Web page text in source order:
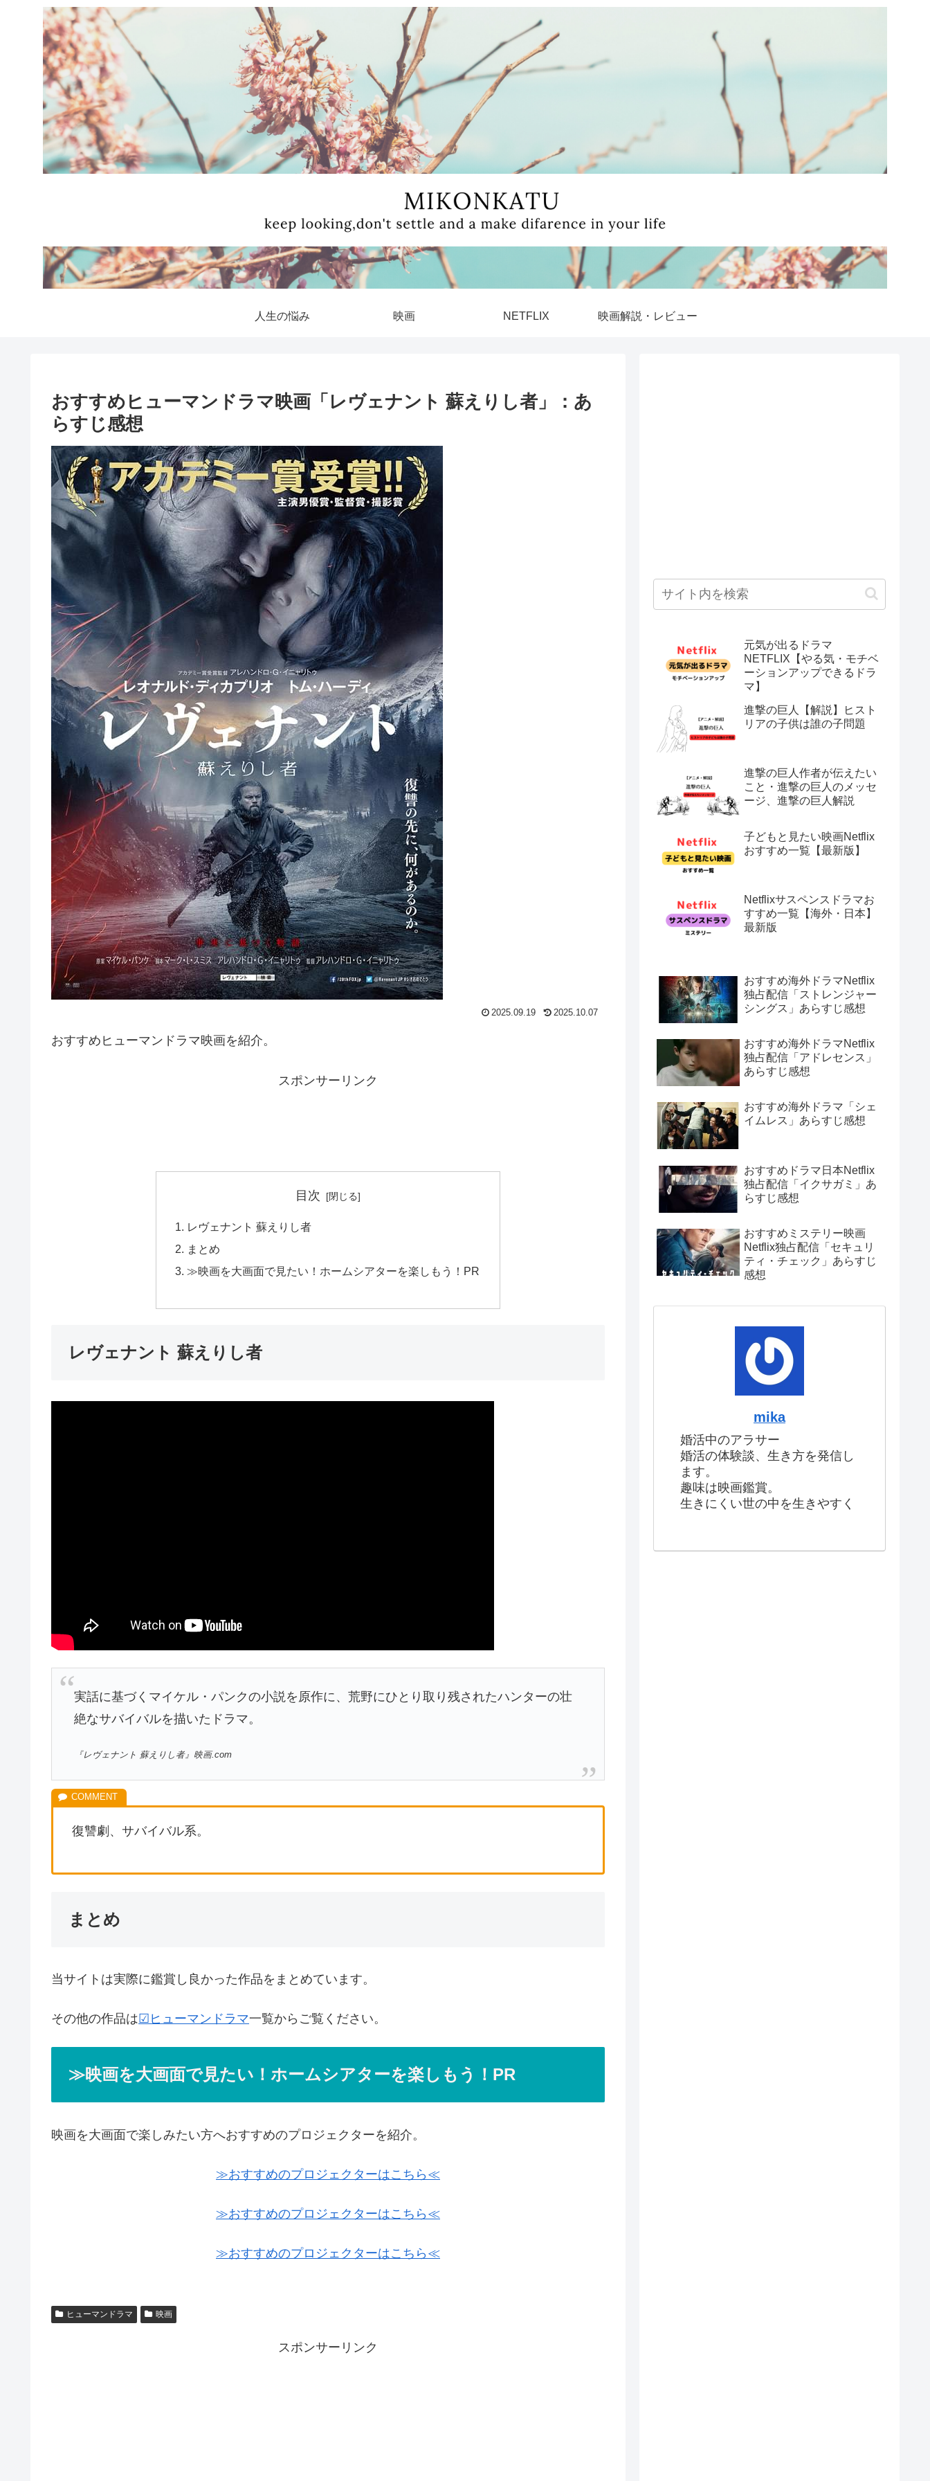
人生の悩み 映画 NETFLIX 映画解説・レビュー
おすすめヒューマンドラマ映画「レヴェナント 蘇えりし者」：あ
らすじ感想
2025.09.19 2025.10.07
おすすめヒューマンドラマ映画を紹介。
スポンサーリンク
目次
レヴェナント 蘇えりし者
まとめ
≫映画を大画面で見たい！ホームシアターを楽しもう！PR
レヴェナント 蘇えりし者
実話に基づくマイケル・パンクの小説を原作に、荒野にひとり取り残されたハンターの壮
絶なサバイバルを描いたドラマ。
『レヴェナント 蘇えりし者』映画.com
復讐劇、サバイバル系。
まとめ
当サイトは実際に鑑賞し良かった作品をまとめています。
その他の作品は☑ヒューマンドラマ一覧からご覧ください。
≫映画を大画面で見たい！ホームシアターを楽しもう！PR
映画を大画面で楽しみたい方へおすすめのプロジェクターを紹介。
≫おすすめのプロジェクターはこちら≪
≫おすすめのプロジェクターはこちら≪
≫おすすめのプロジェクターはこちら≪
ヒューマンドラマ 映画
スポンサーリンク
元気が出るドラマ
NETFLIX【やる気・モチベ
ーションアップできるドラ
マ】
進撃の巨人【解説】ヒスト
リアの子供は誰の子問題
進撃の巨人作者が伝えたい
こと・進撃の巨人のメッセ
ージ、進撃の巨人解説
子どもと見たい映画Netflix
おすすめ一覧【最新版】
Netflixサスペンスドラマお
すすめ一覧【海外・日本】
最新版
おすすめ海外ドラマNetflix
独占配信「ストレンジャー
シングス」あらすじ感想
おすすめ海外ドラマNetflix
独占配信「アドレセンス」
あらすじ感想
おすすめ海外ドラマ「シェ
イムレス」あらすじ感想
おすすめドラマ日本Netflix
独占配信「イクサガミ」あ
らすじ感想
おすすめミステリー映画
Netflix独占配信「セキュリ
ティ・チェック」あらすじ
感想
mika
婚活中のアラサー
婚活の体験談、生き方を発信し
ます。
趣味は映画鑑賞。
生きにくい世の中を生きやすく